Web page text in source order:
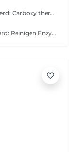
Tijdens de behandeling: wordt dit uitgevoerd: Carboxy therapie Bindweefselmassage LED-therapie Wenkbrauwen epileren Speciaal masker
Tijdens de behandeling wordt dit uitgevoerd: Reinigen Enzympeel Bindweefselmassage LED-therapie Speciaal masker Serum Dagcreme